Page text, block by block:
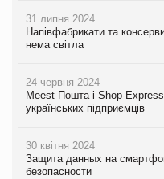
31 липня 2024
Напівфабрикати та
нема світла
24 червня 2024
Meest Пошта і Shop-
українських підприємців
30 квітня 2024
Защита данных на
безопасности